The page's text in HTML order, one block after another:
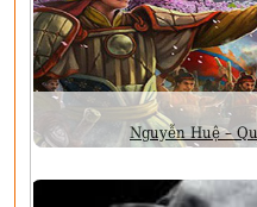
Nguyễn Huệ –